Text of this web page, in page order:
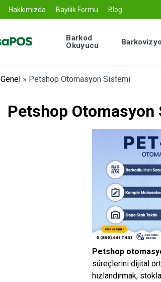
Hakkımızda Bayilik Formu Blog
Barkod
Okuyucu
Genel » Petshop Otomasyon Sistemi
Petshop Otomasyon
Petshop
süreçlerini dijital
hızlandırmak,